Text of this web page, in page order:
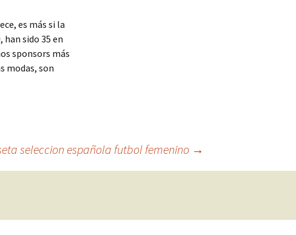
es más si la
han sido 35 en
sponsors más
modas, son
seleccion española futbol femenino →